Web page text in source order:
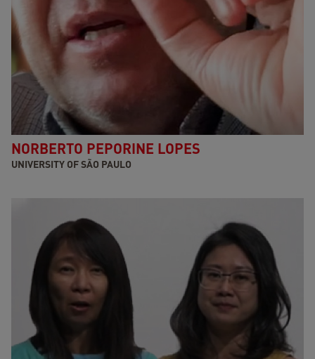
NORBERTO PEPORINE LOPES
UNIVERSITY OF SÃO PAULO